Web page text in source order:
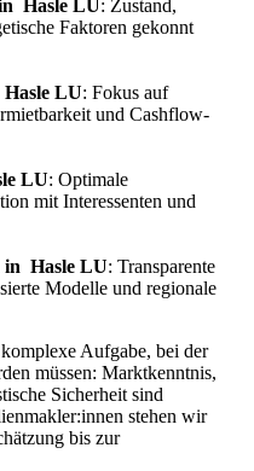
Hasle LU: Zustand,
Faktoren gekonnt
LU: Fokus auf
und Cashflow-
LU: Optimale
mit Interessenten und
in Hasle LU: Transparente
Modelle und regionale
Aufgabe, bei der
müssen: Marktkenntnis,
Sicherheit sind
stehen wir
bis zur